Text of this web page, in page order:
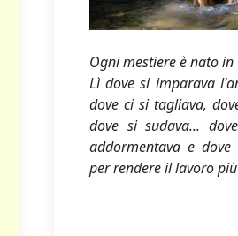
Ogni mestiere è nato
Lì dove si imparava
dove ci si tagliava,
dove si sudava...
addormentava e dove
per rendere il lavoro